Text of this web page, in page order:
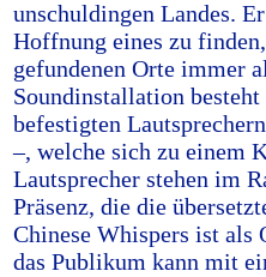
unschuldingen Landes.
Hoffnung eines zu
gefundenen Orte immer
Soundinstallation
befestigten
–, welche sich zu einem
Lautsprecher stehen im
Präsenz, die die
Chinese Whispers ist als
das Publikum kann mit